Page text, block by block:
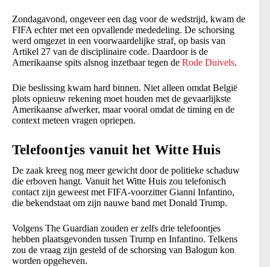
Zondagavond, ongeveer een dag voor de wedstrijd, kwam de
FIFA echter met een opvallende mededeling. De schorsing
werd omgezet in een voorwaardelijke straf, op basis van
Artikel 27 van de disciplinaire code. Daardoor is de
Amerikaanse spits alsnog inzetbaar tegen de Rode Duivels.
Die beslissing kwam hard binnen. Niet alleen omdat België
plots opnieuw rekening moet houden met de gevaarlijkste
Amerikaanse afwerker, maar vooral omdat de timing en de
context meteen vragen opriepen.
Telefoontjes vanuit het Witte Huis
De zaak kreeg nog meer gewicht door de politieke schaduw
die erboven hangt. Vanuit het Witte Huis zou telefonisch
contact zijn geweest met FIFA-voorzitter Gianni Infantino,
die bekendstaat om zijn nauwe band met Donald Trump.
Volgens The Guardian zouden er zelfs drie telefoontjes
hebben plaatsgevonden tussen Trump en Infantino. Telkens
zou de vraag zijn gesteld of de schorsing van Balogun kon
worden opgeheven.